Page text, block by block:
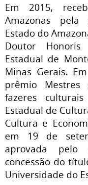
Em 2015,
Amazonas pela
Estado do
Doutor Honoris
Estadual de
Minas Gerais.
prêmio
fazeres
Estadual de
Cultura e
em 19 de
aprovada pelo
concessão do
Universidade do